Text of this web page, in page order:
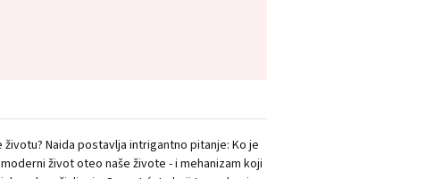
životu? Naida postavlja intrigantno pitanje: Ko je
život oteo naše živote - i mehanizam koji